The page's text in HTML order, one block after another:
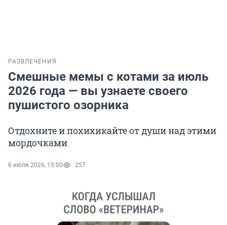
РАЗВЛЕЧЕНИЯ
Смешные мемы с котами за июль
2026 года — вы узнаете своего
пушистого озорника
Отдохните и похихикайте от души над этими
мордочками
6 июля 2026, 15:00 257